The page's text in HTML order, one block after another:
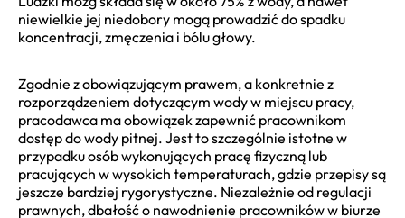
niewielkie jej niedobory mogą prowadzić do spadku
koncentracji, zmęczenia i bólu głowy.
Zgodnie z obowiązującym prawem, a konkretnie z
rozporządzeniem dotyczącym wody w miejscu pracy,
pracodawca ma obowiązek zapewnić pracownikom
dostęp do wody pitnej. Jest to szczególnie istotne w
przypadku osób wykonujących pracę fizyczną lub
pracujących w wysokich temperaturach, gdzie przepisy są
jeszcze bardziej rygorystyczne. Niezależnie od regulacji
prawnych, dbałość o nawodnienie pracowników w biurze